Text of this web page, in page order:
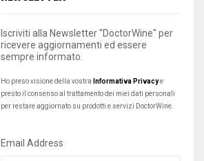
Iscriviti alla Newsletter "DoctorWine" per
ricevere aggiornamenti ed essere
sempre informato.
Ho preso visione della vostra Informativa Privacye
presto il consenso al trattamento dei miei dati personali
per restare aggiornato su prodotti e servizi DoctorWine.
Email Address